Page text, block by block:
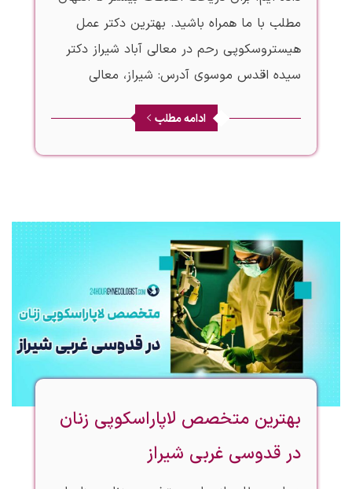
مطلب با ما همراه باشید. بهترین دکتر عمل
هیستروسکوپی رحم در معالی آباد شیراز دکتر
سیده اقدس موسوی آدرس: شیراز، معالی
ادامه مطلب
بهترین متخصص لاپاراسکوپی زنان
در قدوسی غربی شیراز